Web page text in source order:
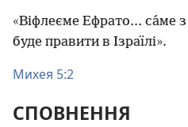
«Віфлеєме Ефрато... са́ме
буде правити в Ізраїлі».
Михея 5:2
СПОВНЕННЯ